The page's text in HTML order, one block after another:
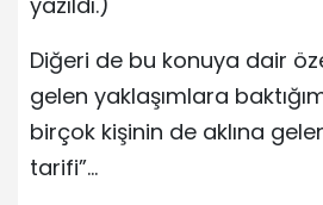
Diğeri de bu konuya dair
gelen yaklaşımlara
birçok kişinin de aklına
tarifi”…